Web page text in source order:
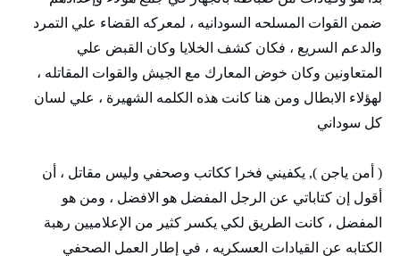
ضمن القوات المسلحه السودانيه ، لمعركه القضاء علي التمرد
والدعم السريع ، فكان كشف الخلايا وكان القبض علي
المتعاونين وكان خوض المعارك مع الجيش والقوات المقاتله ،
لهؤلاء الابطال ومن هنا كانت هذه الكلمه الشهيرة ، علي لسان
كل سوداني
( أمن ياجن ), يكفيني فخرا ككاتب وصحفي وليس مقاتل ، أن
أقول إن كتاباتي عن الرجل المفضل هو الافضل ، ومن هو
المفضل ، كانت الطريق لكي يكسر كثير من الإعلاميين رهبة
الكتابه عن القيادات العسكريه ، في إطار العمل الصحفي